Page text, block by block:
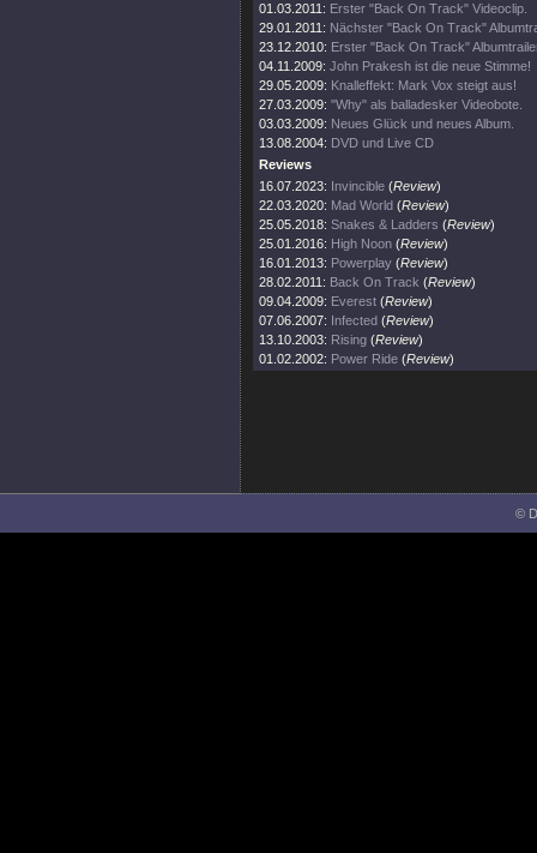
01.03.2011: Erster "Back On Track" Videoclip.
29.01.2011: Nächster "Back On Track"
23.12.2010: Erster "Back On Track"
04.11.2009: John Prakesh ist die neue Stimme!
29.05.2009: Knalleffekt: Mark Vox steigt aus!
27.03.2009: "Why" als balladesker Videobote.
03.03.2009: Neues Glück und neues Album.
13.08.2004: DVD und Live CD
Reviews
16.07.2023: Invincible (Review)
22.03.2020: Mad World (Review)
25.05.2018: Snakes & Ladders (Review)
25.01.2016: High Noon (Review)
16.01.2013: Powerplay (Review)
28.02.2011: Back On Track (Review)
09.04.2009: Everest (Review)
07.06.2007: Infected (Review)
13.10.2003: Rising (Review)
01.02.2002: Power Ride (Review)
©